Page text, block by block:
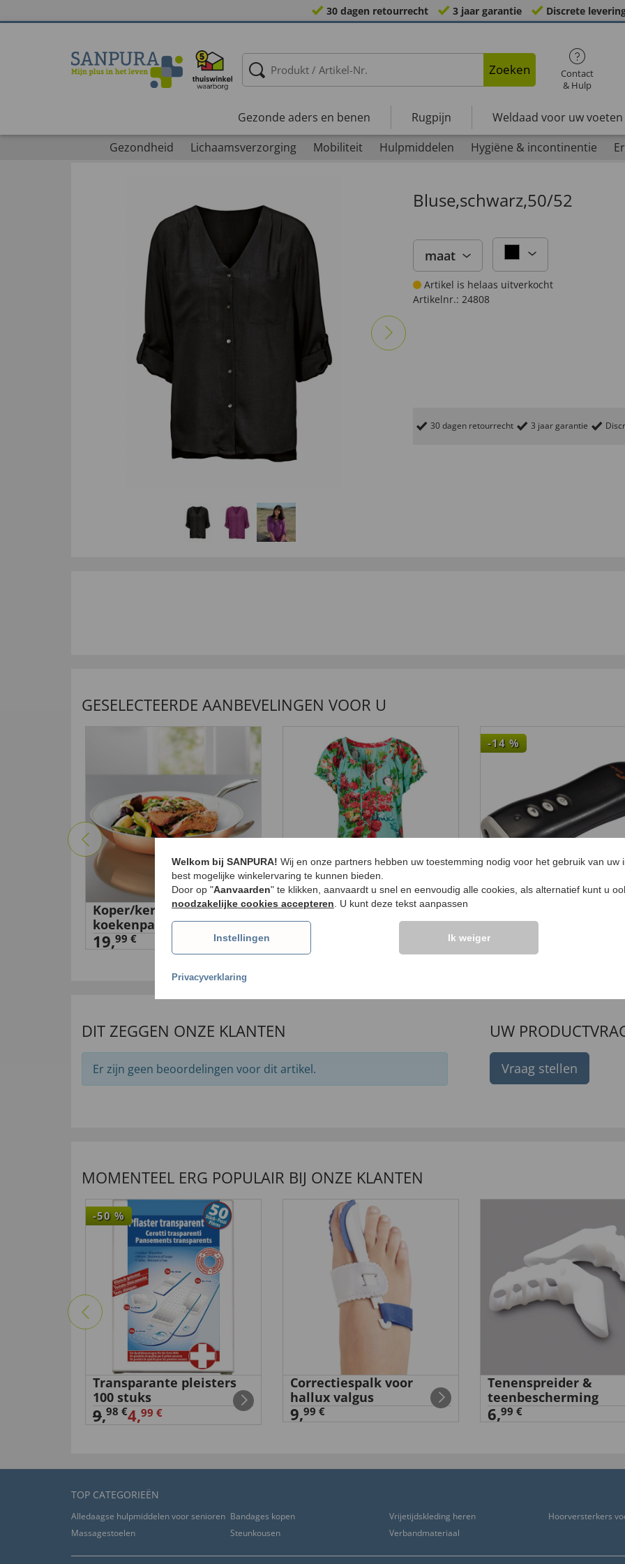
30 dagen retourrecht 3 jaar garantie Discrete
Zoeken
Contact
& Hulp
Gezonde aders en benen Rugpijn Weldaad voor uw voeten
Gezondheid
Lichaamsverzorging Mobiliteit Hulpmiddelen Hygiëne & incontinentie
Bluse,schwarz,50/52
maat
Artikel is helaas uitverkocht
Artikelnr.: 24808
30 dagen retourrecht 3 jaar garantie
GESELECTEERDE AANBEVELINGEN VOOR U
Koper/keramiek
koekenpan
19,99 €
T-
Shirt,bedruckt,Raffung,50/52
-14 %
muggen-afweer
34
DIT ZEGGEN ONZE KLANTEN
Er zijn geen beoordelingen voor dit artikel.
UW
Vraag stellen
MOMENTEEL ERG POPULAIR BIJ ONZE KLANTEN
-50 %
Transparante pleisters
100 stuks
9,98 €4,99 €
Correctiespalk voor
hallux valgus
9,99 €
Tenenspreider &
teenbescherming
6,99 €
TOP CATEGORIEËN
Alledaagse hulpmiddelen voor senioren Bandages kopen Vrijetijdskleding heren Hoorversterkers
Massagestoelen
Steunkousen Verbandmateriaal
Welkom bij SANPURA! Wij en onze partners hebben uw toestemming nodig voor het gebruik van uw
best mogelijke winkelervaring te kunnen bieden.
Door op "Aanvaarden" te klikken, aanvaardt u snel en eenvoudig alle cookies, als alternatief kunt u
noodzakelijke cookies accepteren . U kunt deze tekst aanpassen
Instellingen Ik weiger
Privacyverklaring